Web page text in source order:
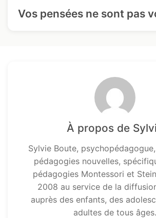
Vos pensées ne sont pas
À propos de
Sylvie Boute,
pédagogies nouvelles,
pédagogies Montessori et
2008 au service de la
auprès des enfants, des
adultes de tous âges.